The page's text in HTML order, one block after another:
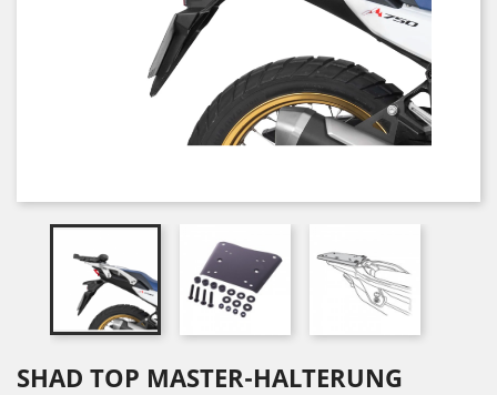
SHAD TOP MASTER-HALTERUNG